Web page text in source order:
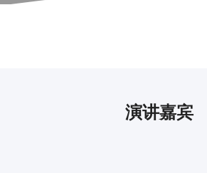
演讲嘉宾